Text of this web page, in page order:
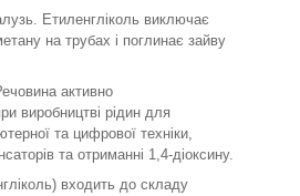
Етиленгліколь виключає
на трубах і поглинає зайву
активно
виробництві рідин для
та цифрової техніки,
та отриманні 1,4-діоксину.
входить до складу